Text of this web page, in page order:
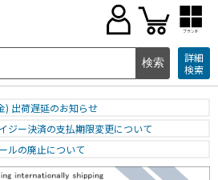
ブランド
詳細
検索
) 出荷遅延のお知らせ
ジー決済の支払期限変更について
ルの廃止について